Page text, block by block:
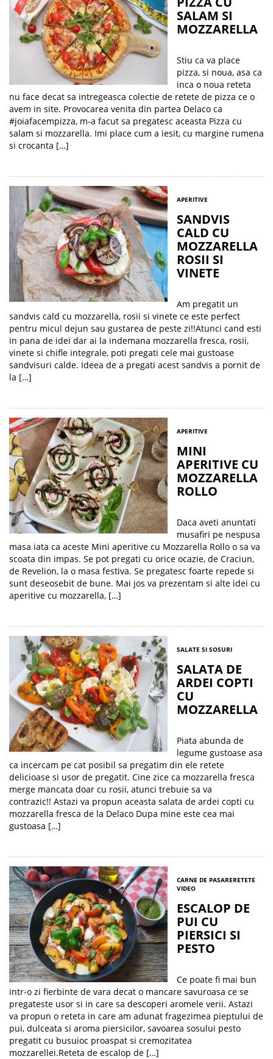
SALAM SI
MOZZARELLA
Stiu ca va place
pizza, si noua, asa ca
inca o noua reteta
nu face decat sa intregeasca colectie de retete de pizza ce o
avem in site. Provocarea venita din partea Delaco ca
#joiafacempizza, m-a facut sa pregatesc aceasta Pizza cu
salam si mozzarella. Imi place cum a iesit, cu margine rumena
si crocanta […]
APERITIVE
SANDVIS
CALD CU
MOZZARELLA
ROSII SI
VINETE
Am pregatit un
sandvis cald cu mozzarella, rosii si vinete ce este perfect
pentru micul dejun sau gustarea de peste zi!!Atunci cand esti
in pana de idei dar ai la indemana mozzarella fresca, rosii,
vinete si chifle integrale, poti pregati cele mai gustoase
sandvisuri calde. Ideea de a pregati acest sandvis a pornit de
la […]
APERITIVE
MINI
APERITIVE CU
MOZZARELLA
ROLLO
Daca aveti anuntati
musafiri pe nespusa
masa iata ca aceste Mini aperitive cu Mozzarella Rollo o sa va
scoata din impas. Se pot pregati cu orice ocazie, de Craciun,
de Revelion, la o masa festiva. Se pregatesc foarte repede si
sunt deseosebit de bune. Mai jos va prezentam si alte idei cu
aperitive cu mozzarella, […]
SALATE SI SOSURI
SALATA DE
ARDEI COPTI
CU
MOZZARELLA
Piata abunda de
legume gustoase asa
ca incercam pe cat posibil sa pregatim din ele retete
delicioase si usor de pregatit. Cine zice ca mozzarella fresca
merge mancata doar cu rosii, atunci trebuie sa va
contrazic!! Astazi va propun aceasta salata de ardei copti cu
mozzarella fresca de la Delaco Dupa mine este cea mai
gustoasa […]
CARNE DE PASARERETETE
VIDEO
ESCALOP DE
PUI CU
PIERSICI SI
PESTO
Ce poate fi mai bun
intr-o zi fierbinte de vara decat o mancare savuroasa ce se
pregateste usor si in care sa descoperi aromele verii. Astazi
va propun o reteta in care am adunat fragezimea pieptului de
pui, dulceata si aroma piersicilor, savoarea sosului pesto
pregatit cu busuioc proaspat si cremozitatea
mozzarellei.Reteta de escalop de […]